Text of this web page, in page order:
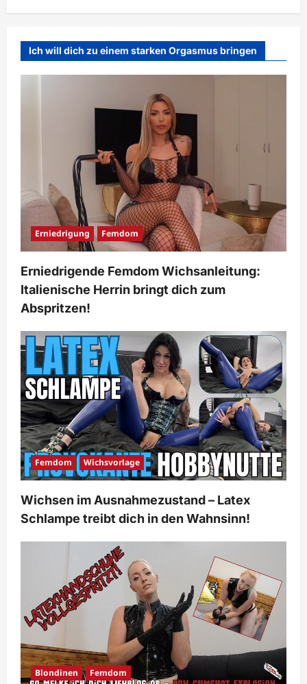
Ich will dich zu einem starken Orgasmus bringen
Erniedrigung Femdom
Erniedrigende Femdom Wichsanleitung:
Italienische Herrin bringt dich zum
Abspritzen!
Femdom Wichsvorlage
Wichsen im Ausnahmezustand – Latex
Schlampe treibt dich in den Wahnsinn!
Blondinen Femdom